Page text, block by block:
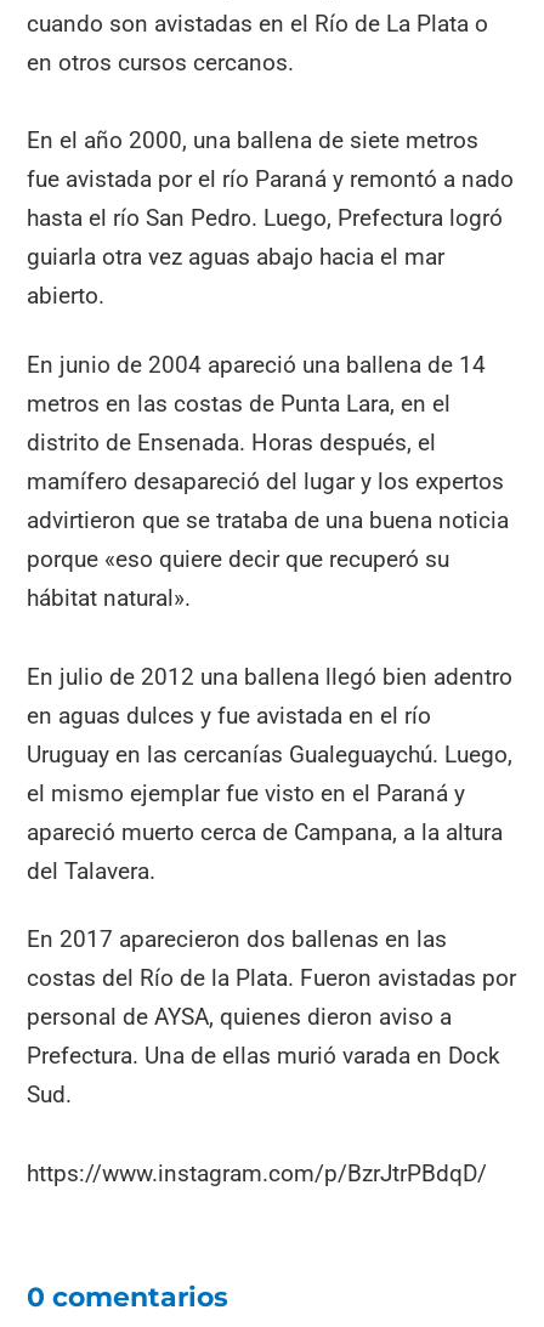
cuando son avistadas en el Río de La Plata o
en otros cursos cercanos.
En el año 2000, una ballena de siete metros
fue avistada por el río Paraná y remontó a nado
hasta el río San Pedro. Luego, Prefectura logró
guiarla otra vez aguas abajo hacia el mar
abierto.
En junio de 2004 apareció una ballena de 14
metros en las costas de Punta Lara, en el
distrito de Ensenada. Horas después, el
mamífero desapareció del lugar y los expertos
advirtieron que se trataba de una buena noticia
porque «eso quiere decir que recuperó su
hábitat natural».
En julio de 2012 una ballena llegó bien adentro
en aguas dulces y fue avistada en el río
Uruguay en las cercanías Gualeguaychú. Luego,
el mismo ejemplar fue visto en el Paraná y
apareció muerto cerca de Campana, a la altura
del Talavera.
En 2017 aparecieron dos ballenas en las
costas del Río de la Plata. Fueron avistadas por
personal de AYSA, quienes dieron aviso a
Prefectura. Una de ellas murió varada en Dock
Sud.
https://www.instagram.com/p/BzrJtrPBdqD/
0 comentarios